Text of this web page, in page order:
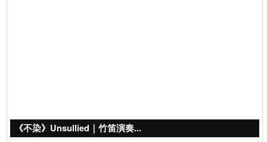
《不染》Unsullied｜竹笛演奏...